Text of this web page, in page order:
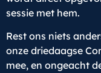
sessie met hem.
Rest ons niets
onze driedaagse
mee, en ongeacht